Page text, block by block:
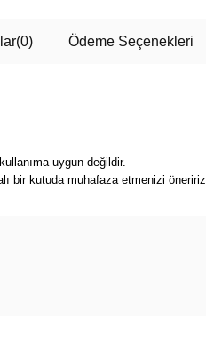
(0) Ödeme Seçenekleri
uygun değildir.
bir kutuda muhafaza etmenizi öneririz.